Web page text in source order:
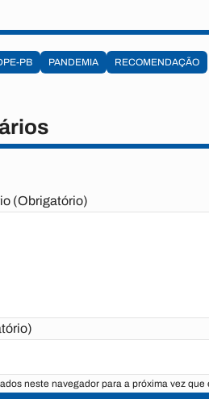
PB PANDEMIA RECOMENDAÇÃO
(Obrigatório)
neste navegador para a próxima vez que